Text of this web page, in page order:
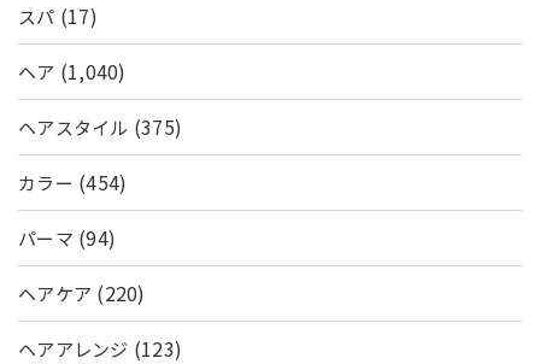
スパ (17)
ヘア (1,040)
ヘアスタイル (375)
カラー (454)
パーマ (94)
ヘアケア (220)
ヘアアレンジ (123)